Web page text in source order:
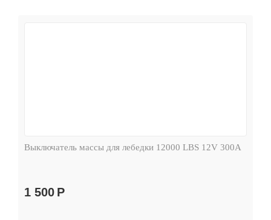
Выключатель массы для лебедки 12000 LBS 12V 300А
1 500 Р